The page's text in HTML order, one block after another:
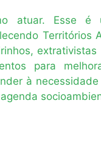
atuar. Esse é
Territórios
para
à